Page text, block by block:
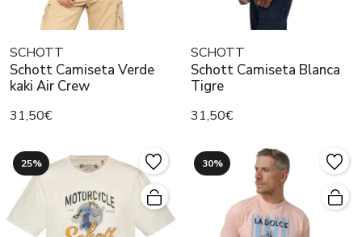
SCHOTT
Schott Camiseta Verde
kaki Air Crew
31,50€
SCHOTT
Schott Camiseta Blanca
Tigre
31,50€
25% 30%